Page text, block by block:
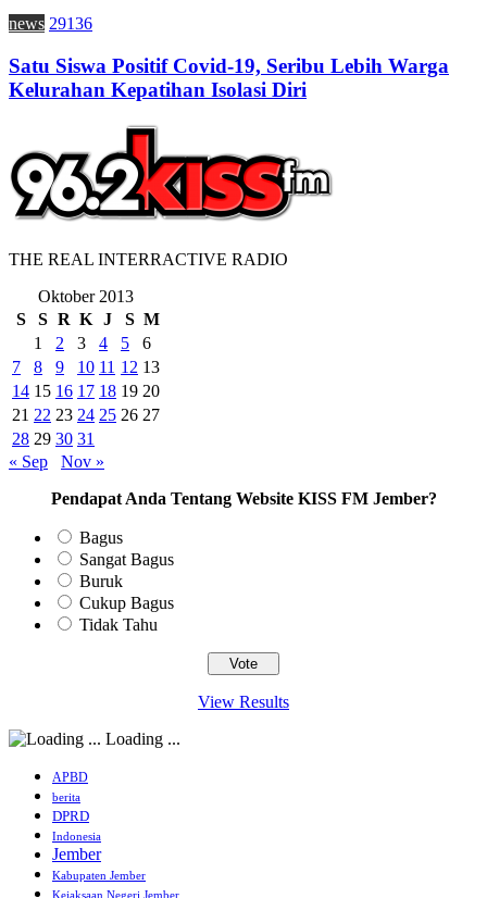
news 29136
Satu Siswa Positif Covid-19, Seribu Lebih Warga
Kelurahan Kepatihan Isolasi Diri
THE REAL INTERRACTIVE RADIO
Oktober 2013
S
S R K J S M
1
2 3 4 5
6
7
8 9 10 11 12 13
14 15 16 17 18 19 20
21 22 23 24 25 26 27
28 29 30 31
« Sep
Nov »
Pendapat Anda Tentang Website KISS FM Jember?
Bagus
Sangat Bagus
Buruk
Cukup Bagus
Tidak Tahu
View Results
Loading ...
APBD
berita
DPRD
Indonesia
Jember
Kabupaten Jember
Kejaksaan Negeri Jember